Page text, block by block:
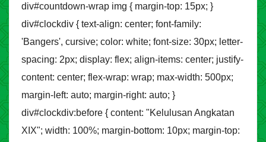
div#countdown-wrap img { margin-top: 15px; }
div#clockdiv { text-align: center; font-family:
'Bangers', cursive; color: white; font-size: 30px; letter-
spacing: 2px; display: flex; align-items: center; justify-
content: center; flex-wrap: wrap; max-width: 500px;
margin-left: auto; margin-right: auto; }
div#clockdiv:before { content: "Kelulusan Angkatan
XIX"; width: 100%; margin-bottom: 10px; margin-top: